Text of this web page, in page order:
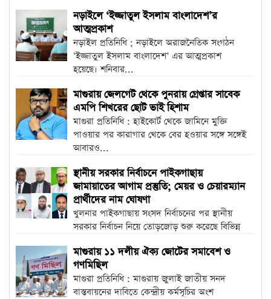
নড়াইলে ‘ইজ্জাতুল ইসলাম বাংলাদেশ’র
আত্মপ্রকাশ
নড়াইল প্রতিনিধি ; নড়াইলে অরাজনৈতিক সংগঠন
‘ইজ্জাতুল ইসলাম বাংলাদেশ’ এর আত্মপ্রকাশ
হয়েছে। শনিবার...
মাগুরায় জেলগেট থেকে পুনরায় গ্রেপ্তার সাবেক
এমপি শিখরের ছোট ভাই হিশাম
মাগুরা প্রতিনিধি : হাইকোর্ট থেকে জামিনে মুক্তি
পাওয়ার পর কারাগার থেকে বের হওয়ার সঙ্গে সঙ্গেই
আবারও...
স্থানীয় সরকার নির্বাচনে পাইকগাছায়
জামায়াতের আগাম প্রস্তুতি; মেয়র ও চেয়ারম্যান
প্রার্থীদের নাম ঘোষণা
খুলনার পাইকগাছায় সংসদ নির্বাচনের পর স্থানীয়
সরকার নির্বাচন নিয়ে তোড়জোড় শুরু করেছে বিভিন্ন
মাগুরায় ১১ দলীয় ঐক্য জোটের সমাবেশ ও
গণমিছিল
মাগুরা প্রতিনিধি : মাগুরায় জুলাই জাতীয় সনদ
বাস্তবায়নের দাবিতে কেন্দ্রীয় কর্মসূচির অংশ